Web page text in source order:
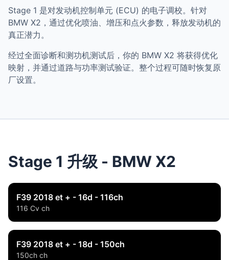
Stage 1 是对发动机控制单元 (ECU) 的电子调校。针对
BMW X2，通过优化喷油、增压和点火参数，释放发动机的
真正潜力。
经过全面诊断和测功机测试后，你的 BMW X2 将获得优化
映射，并通过道路与功率测试验证。整个过程可随时恢复原
厂设置。
Stage 1 升级 - BMW X2
F39 2018 et + - 16d - 116ch
116 Cv ch
F39 2018 et + - 18d - 150ch
150ch ch